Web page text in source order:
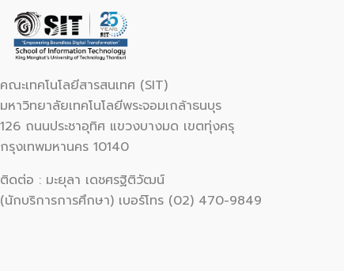
คณะเทคโนโลยีสารสนเทศ (SIT)
มหาวิทยาลัยเทคโนโลยีพระจอมเกล้าธนบุร
126 ถนนประชาอุทิศ แขวงบางมด เขตทุ่งครุ
กรุงเทพมหานคร 10140
ติดต่อ : มะยุลา เดชศรฐิติวัฒน์
(นักบริการการศึกษา) เบอร์โทร (02) 470-9849